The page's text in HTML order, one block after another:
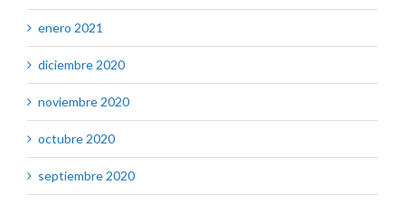
enero 2021
diciembre 2020
noviembre 2020
octubre 2020
septiembre 2020